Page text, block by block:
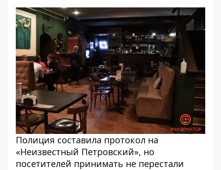
Полиция составила протокол на
«Неизвестный Петровский», но
посетителей принимать не перестали